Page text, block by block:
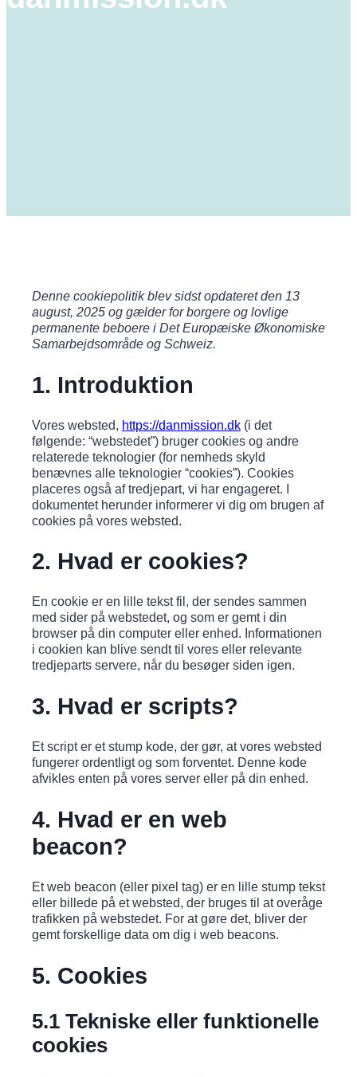
Denne cookiepolitik blev sidst opdateret den 13
august, 2025 og gælder for borgere og lovlige
permanente beboere i Det Europæiske Økonomiske
Samarbejdsområde og Schweiz.
1. Introduktion
Vores websted, https://danmission.dk(i det
følgende: “webstedet”) bruger cookies og andre
relaterede teknologier (for nemheds skyld
benævnes alle teknologier “cookies”). Cookies
placeres også af tredjepart, vi har engageret. I
dokumentet herunder informerer vi dig om brugen af
​​cookies på vores websted.
2. Hvad er cookies?
En cookie er en lille tekst fil, der sendes sammen
med sider på webstedet, og som er gemt i din
browser på din computer eller enhed. Informationen
i cookien kan blive sendt til vores eller relevante
tredjeparts servere, når du besøger siden igen.
3. Hvad er scripts?
Et script er et stump kode, der gør, at vores websted
fungerer ordentligt og som forventet. Denne kode
afvikles enten på vores server eller på din enhed.
4. Hvad er en web
beacon?
Et web beacon (eller pixel tag) er en lille stump tekst
eller billede på et websted, der bruges til at overåge
trafikken på webstedet. For at gøre det, bliver der
gemt forskellige data om dig i web beacons.
5. Cookies
5.1 Tekniske eller funktionelle
cookies